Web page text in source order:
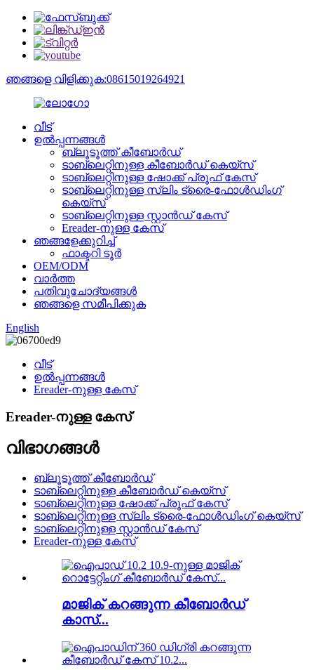
ഞങ്ങളെ വിളിക്കുക:08615019264921
വീട്
ഉൽപ്പന്നങ്ങൾ
ബ്ലൂടൂത്ത് കീബോർഡ്
ടാബ്‌ലെറ്റിനുള്ള കീബോർഡ് കെയ്‌സ്
ടാബ്‌ലെറ്റിനുള്ള ഷോക്ക് പ്രൂഫ് കേസ്
ടാബ്‌ലെറ്റിനുള്ള സ്ലിം ട്രൈ-ഫോൾഡിംഗ്
കെയ്‌സ്
ടാബ്‌ലെറ്റിനുള്ള സ്റ്റാൻഡ് കേസ്
Ereader-നുള്ള കേസ്
ഞങ്ങളേക്കുറിച്ച്
ഫാക്ടറി ടൂർ
OEM/ODM
വാർത്ത
പതിവുചോദ്യങ്ങൾ
ഞങ്ങളെ സമീപിക്കുക
English
വീട്
ഉൽപ്പന്നങ്ങൾ
Ereader-നുള്ള കേസ്
Ereader-നുള്ള കേസ്
വിഭാഗങ്ങൾ
ബ്ലൂടൂത്ത് കീബോർഡ്
ടാബ്‌ലെറ്റിനുള്ള കീബോർഡ് കെയ്‌സ്
ടാബ്‌ലെറ്റിനുള്ള ഷോക്ക് പ്രൂഫ് കേസ്
ടാബ്‌ലെറ്റിനുള്ള സ്ലിം ട്രൈ-ഫോൾഡിംഗ് കെയ്‌സ്
ടാബ്‌ലെറ്റിനുള്ള സ്റ്റാൻഡ് കേസ്
Ereader-നുള്ള കേസ്
മാജിക് കറങ്ങുന്ന കീബോർഡ്
കാസ്...